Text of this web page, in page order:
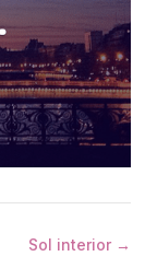
Sol interior →